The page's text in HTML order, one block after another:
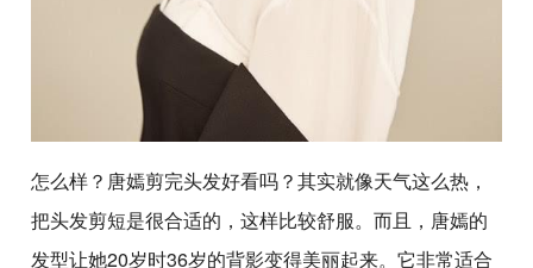
怎么样？唐嫣剪完头发好看吗？其实就像天气这么热，
把头发剪短是很合适的，这样比较舒服。而且，唐嫣的
发型让她20岁时36岁的背影变得美丽起来。它非常适合